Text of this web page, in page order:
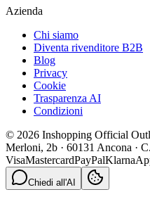
Azienda
Chi siamo
Diventa rivenditore B2B
Blog
Privacy
Cookie
Trasparenza AI
Condizioni
© 2026 Inshopping Official
Merloni, 2b · 60131 Ancona ·
VisaMastercardPayPalKlarna
Chiedi all'AI